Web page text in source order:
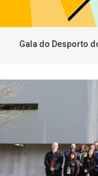
Gala do Desporto